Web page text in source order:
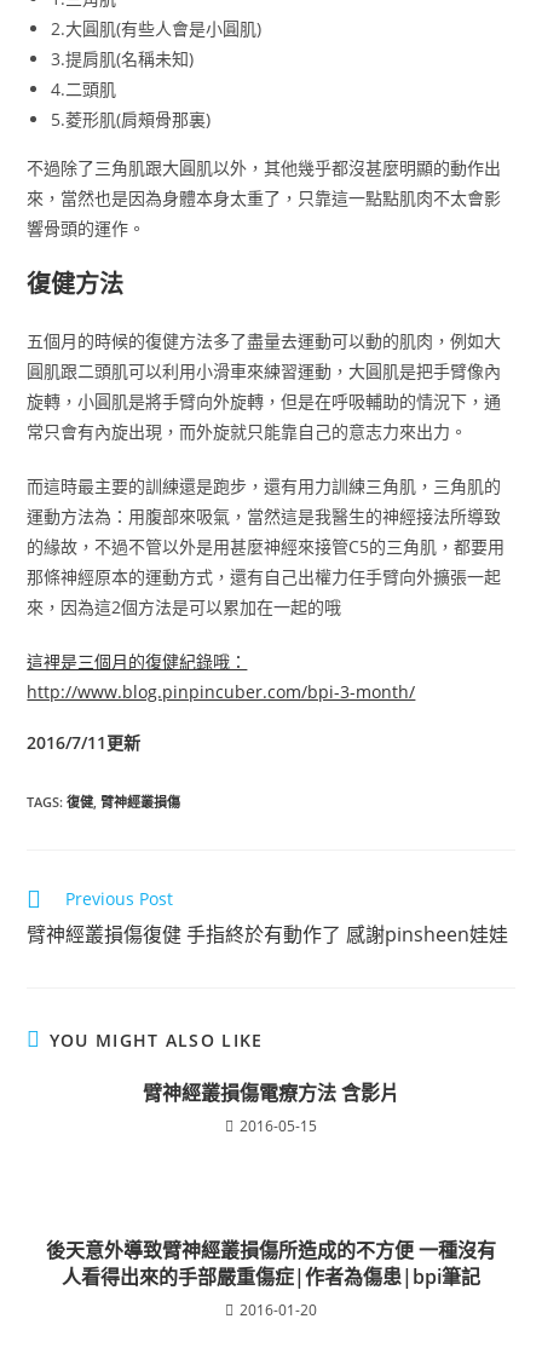
2.大圓肌(有些人會是小圓肌)
3.提肩肌(名稱未知)
4.二頭肌
5.菱形肌(肩頰骨那裏)
不過除了三角肌跟大圓肌以外，其他幾乎都沒甚麼明顯的動作出
來，當然也是因為身體本身太重了，只靠這一點點肌肉不太會影
響骨頭的運作。
復健方法
五個月的時候的復健方法多了盡量去運動可以動的肌肉，例如大
圓肌跟二頭肌可以利用小滑車來練習運動，大圓肌是把手臂像內
旋轉，小圓肌是將手臂向外旋轉，但是在呼吸輔助的情況下，通
常只會有內旋出現，而外旋就只能靠自己的意志力來出力。
而這時最主要的訓練還是跑步，還有用力訓練三角肌，三角肌的
運動方法為：用腹部來吸氣，當然這是我醫生的神經接法所導致
的緣故，不過不管以外是用甚麼神經來接管C5的三角肌，都要用
那條神經原本的運動方式，還有自己出權力任手臂向外擴張一起
來，因為這2個方法是可以累加在一起的哦
這裡是三個月的復健紀錄哦：
http://www.blog.pinpincuber.com/bpi-3-month/
2016/7/11更新
TAGS:復健, 臂神經叢損傷
Read
more
articles
Previous Post
臂神經叢損傷復健 手指終於有動作了 感謝pinsheen娃娃
YOU MIGHT ALSO LIKE
臂神經叢損傷電療方法 含影片
2016-05-15
後天意外導致臂神經叢損傷所造成的不方便 一種沒有
人看得出來的手部嚴重傷症|作者為傷患|bpi筆記
2016-01-20